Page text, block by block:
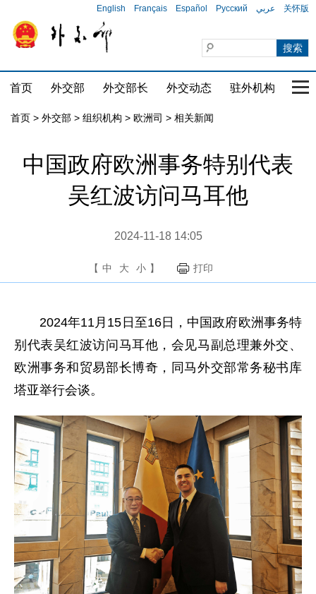
English Français Español Русский عربي 关怀版
首页 外交部 外交部长 外交动态 驻外机构 国
首页 > 外交部 > 组织机构 > 欧洲司 > 相关新闻
中国政府欧洲事务特别代表
吴红波访问马耳他
2024-11-18 14:05
【 中 大 小 】 打印
2024年11月15日至16日，中国政府欧洲事务特
别代表吴红波访问马耳他，会见马副总理兼外交、
欧洲事务和贸易部长博奇，同马外交部常务秘书库
塔亚举行会谈。